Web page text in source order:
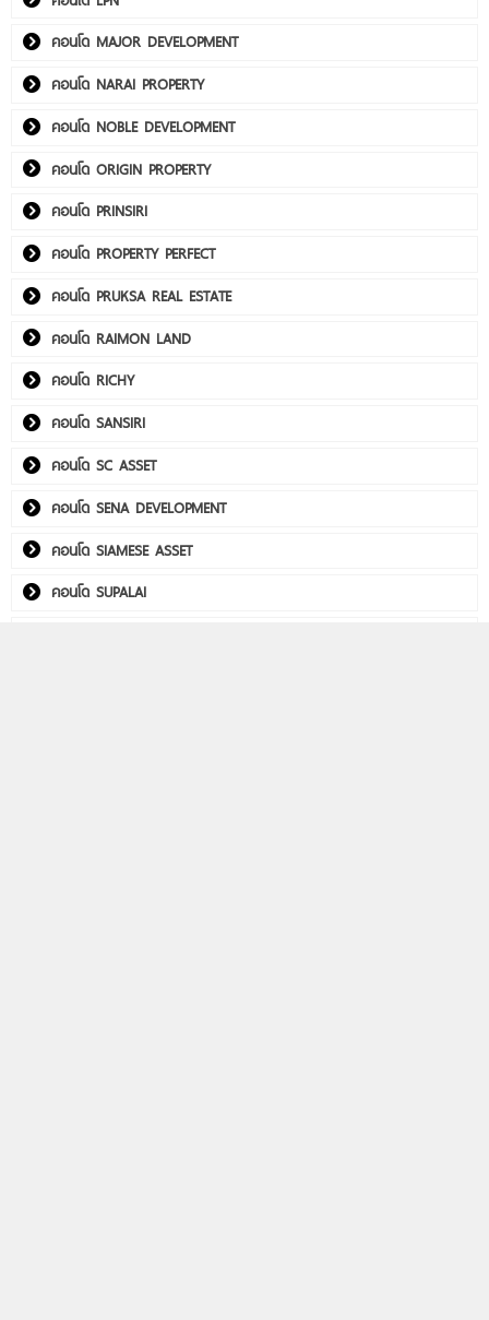
คอนโด MAJOR DEVELOPMENT
คอนโด NARAI PROPERTY
คอนโด NOBLE DEVELOPMENT
คอนโด ORIGIN PROPERTY
คอนโด PRINSIRI
คอนโด PROPERTY PERFECT
คอนโด PRUKSA REAL ESTATE
คอนโด RAIMON LAND
คอนโด RICHY
คอนโด SANSIRI
คอนโด SC ASSET
คอนโด SENA DEVELOPMENT
คอนโด SIAMESE ASSET
คอนโด SUPALAI